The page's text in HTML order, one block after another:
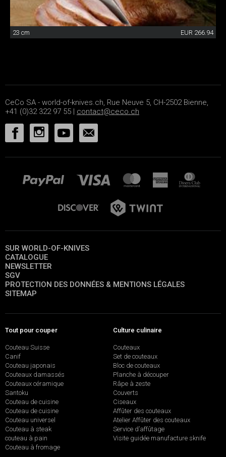
23 cm EUR 266.94
CeCo SA - world-of-knives.ch, Rue Neuve 5, CH-2502 Bienne,
+41 (0)32 322 97 55 | contact@ceco.ch
SUR WORLD-OF-KNIVES
CATALOGUE
NEWSLETTER
SGV
PROTECTION DES DONNÉES & MENTIONS LÉGALES
SITEMAP
Tout pour couper
Couteau Suisse
Canif
Couteau japonais
Couteaux damassés
Couteaux céramique
Santoku
Couteau de cuisine
Couteau de cuisine
Couteau universel
Couteau à steak
couteau à pain
Couteau à fromage
Culture culinaire
Couteaux
Set de couteaux
Bloc de couteaux
Planche à découper
Râpe à zeste
Couverts
Ciseaux
Affûter des couteaux
Atelier Affûter des couteaux
Service d’affûtage
Visite guidée manufacture sknife